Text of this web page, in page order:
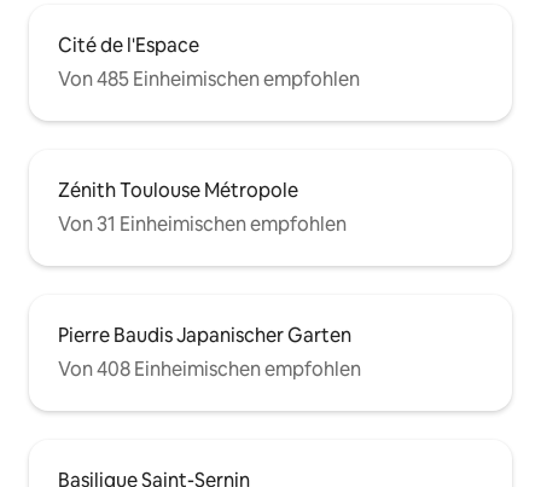
Cité de l'Espace
Von 485 Einheimischen empfohlen
Zénith Toulouse Métropole
Von 31 Einheimischen empfohlen
Pierre Baudis Japanischer Garten
Von 408 Einheimischen empfohlen
Basilique Saint-Sernin